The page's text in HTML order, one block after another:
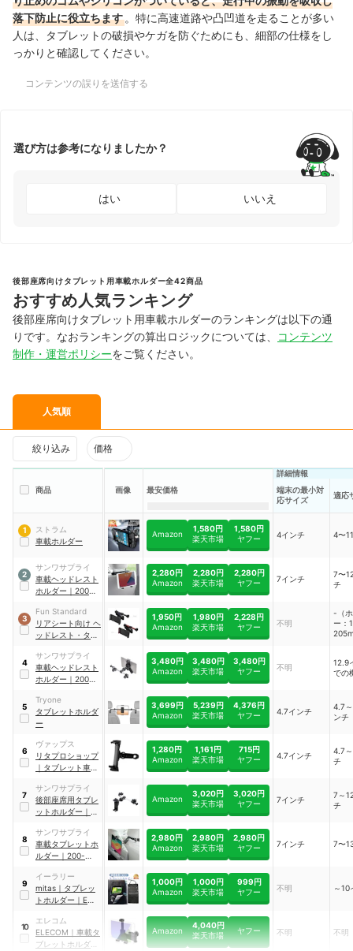
落下防止に役立ちます 。特に高速道路や凸凹道を走ることが多い
人は、タブレットの破損やケガを防ぐためにも、細部の仕様をし
っかりと確認してください。
コンテンツの誤りを送信する
選び方は参考になりましたか？
はい いいえ
後部座席向けタブレット用車載ホルダー全42商品
おすすめ人気ランキング
後部座席向けタブレット用車載ホルダーのランキングは以下の通
りです。なおランキングの算出ロジックについては、
コンテンツ
制作・運営ポリシーをご覧ください。
人気順
絞り込み 価格
商品 画像 最安価格
詳細情報
端末の最小対
応サイズ
適応
1
ストラム
車載ホルダー
Amazon
1,580円
楽天市場
1,580円
ヤフー
4インチ 4〜
2
サンワサプライ
車載ヘッドレスト
ホルダー ｜ 200-
2,280円
Amazon
2,280円
楽天市場
2,280円
ヤフー
7インチ
7〜
チ
3
Fun Standard
リアシート向け ヘ
ッドレスト・タブ
1,950円
Amazon
1,980円
楽天市場
2,228円
ヤフー
不明
-（
ー：
4
サンワサプライ
車載ヘッドレスト
ホルダー ｜ 200-
3,480円
Amazon
3,480円
楽天市場
3,480円
ヤフー
不明
12.9
での
5
Tryone
タブレットホルダ
ー
3,699円
Amazon
5,239円
楽天市場
4,376円
ヤフー
4.7インチ
4.7
ンチ
6
ヴァップス
‎リタプロショップ
｜ タブレット車載
1,280円
Amazon
1,161円
楽天市場
715円
ヤフー
4.7インチ
4.7
チ
7
サンワサプライ
後部座席用タブレ
ットホルダー ｜
Amazon
3,020円
楽天市場
3,020円
ヤフー
7インチ
7～
チ
8
サンワサプライ
車載タブレットホ
ルダー ｜ 200-
2,980円
Amazon
2,980円
楽天市場
2,980円
ヤフー
7インチ 7〜
9
イーラリー
mitas ｜ タブレッ
トホルダー ｜ ER-
1,000円
Amazon
1,000円
楽天市場
999円
ヤフー
不明 ～10
10
エレコム
ELECOM ｜ 車載タ
ブレットホルダー
Amazon
4,040円
楽天市場
ヤフー 不明 不明